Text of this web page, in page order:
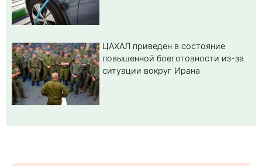
ЦАХАЛ приведен в состояние
повышенной боеготовности из-за
ситуации вокруг Ирана